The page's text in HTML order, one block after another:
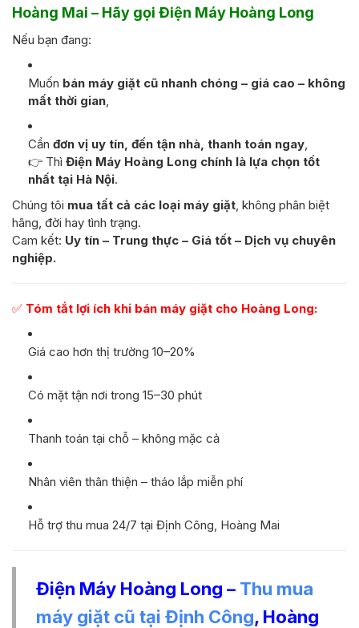
Hoàng Mai – Hãy gọi Điện Máy Hoàng Long
Nếu bạn đang:
Muốn bán máy giặt cũ nhanh chóng – giá cao – không
mất thời gian,
Cần đơn vị uy tín, đến tận nhà, thanh toán ngay,
👉 Thì Điện Máy Hoàng Long chính là lựa chọn tốt
nhất tại Hà Nội.
Chúng tôi mua tất cả các loại máy giặt, không phân biệt
hãng, đời hay tình trạng.
Cam kết: Uy tín – Trung thực – Giá tốt – Dịch vụ chuyên
nghiệp.
✅ Tóm tắt lợi ích khi bán máy giặt cho Hoàng Long:
Giá cao hơn thị trường 10–20%
Có mặt tận nơi trong 15–30 phút
Thanh toán tại chỗ – không mặc cả
Nhân viên thân thiện – tháo lắp miễn phí
Hỗ trợ thu mua 24/7 tại Định Công, Hoàng Mai
Điện Máy Hoàng Long – Thu mua
máy giặt cũ tại Định Công, Hoàng